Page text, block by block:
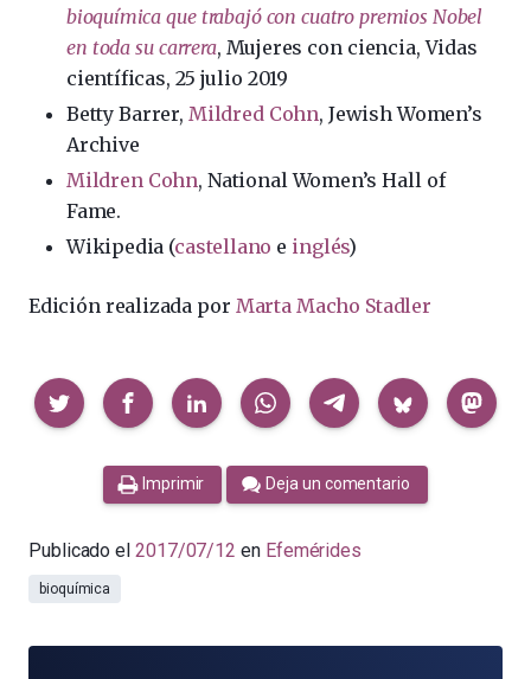
bioquímica que trabajó con cuatro premios Nobel
en toda su carrera, Mujeres con ciencia, Vidas
científicas, 25 julio 2019
Betty Barrer,Mildred Cohn, Jewish Women’s
Archive
Mildren Cohn, National Women’s Hall of
Fame.
Wikipedia (castellano e inglés)
Edición realizada por Marta Macho Stadler
Compartir
Imprimir Deja un comentario
Publicado el 2017/07/12 en Efemérides
bioquímica